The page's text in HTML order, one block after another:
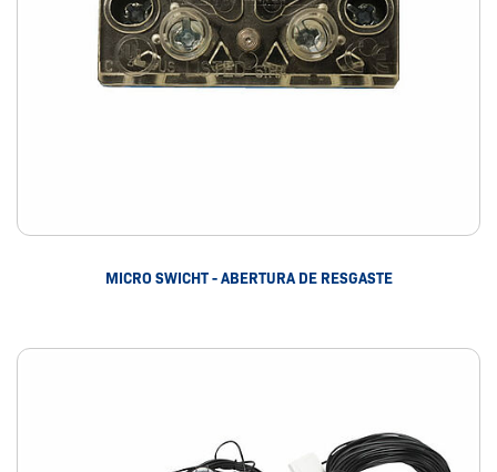
MICRO SWICHT - ABERTURA DE RESGASTE